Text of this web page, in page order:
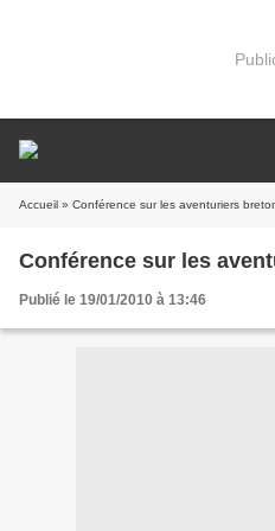
Accueil » Conférence sur les aventuriers
Conférence sur les
Publié le 19/01/2010 à 13:46